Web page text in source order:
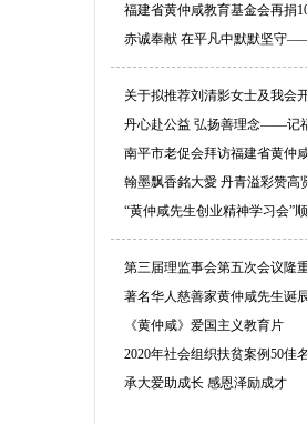
福建省黄仲咸教育基金会再捐
赤诚奉献 在平凡中默默坚守
关于拟推荐刘清影女士及我会
丹心赴公益 弘扬善理念——记
南平市老促会拜访福建省黄仲
翰墨飘香銘大愛 丹青溢彩赞高
“黄仲咸先生创业精神学习会”
第三届理监事会第五次会议隆
著名华人慈善家黄仲咸先生诞
《黄仲咸》爱国主义教育片
2020年社会组织扶贫案例50佳
承大爱助成长 感恩泽励成才